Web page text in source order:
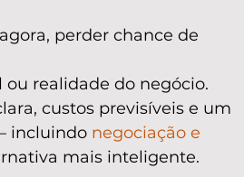
perder chance de
realidade do negócio.
custos previsíveis e um
incluindo negociação e
mais inteligente.